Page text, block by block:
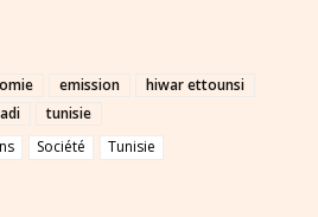
emission
hiwar ettounsi
tunisie
Société Tunisie